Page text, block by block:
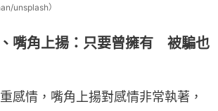
unsplash）
嘴角上揚：只要曾擁有 被騙也
感情，嘴角上揚對感情非常執著，